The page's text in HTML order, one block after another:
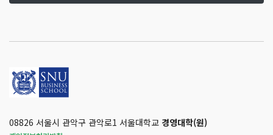
08826 서울시 관악구 관악로1 서울대학교 경영대학(원)